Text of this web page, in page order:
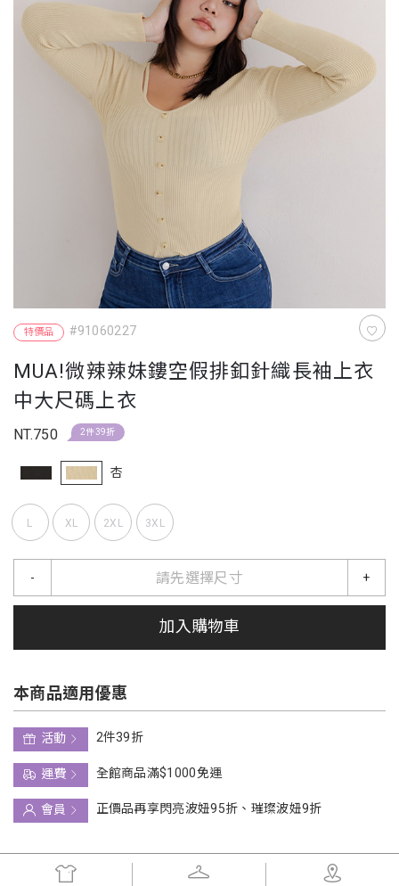
特價品 #91060227
MUA!微辣辣妹鏤空假排釦針織長袖上衣
中大尺碼上衣
NT.750 2件39折
杏
L XL 2XL 3XL
請先選擇尺寸
- +
加入購物車
本商品適用優惠
活動
2件39折
運費
全館商品滿$1000免運
會員
正價品再享閃亮波妞95折、璀璨波妞9折